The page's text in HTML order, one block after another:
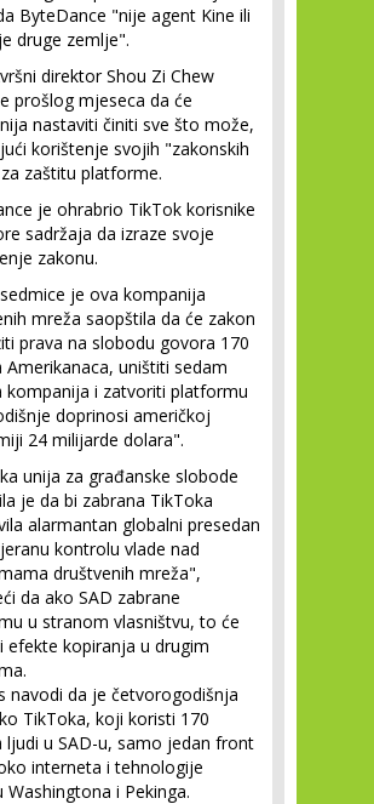
ByteDance "nije agent Kine ili
druge zemlje".
direktor Shou Zi Chew
prošlog mjeseca da će
nastaviti činiti sve što može,
korištenje svojih "zakonskih
zaštitu platforme.
je ohrabrio TikTok korisnike
sadržaja da izraze svoje
zakonu.
je ova kompanija
mreža saopštila da će zakon
prava na slobodu govora 170
Amerikanaca, uništiti sedam
kompanija i zatvoriti platformu
doprinosi američkoj
24 milijarde dolara".
unija za građanske slobode
je da bi zabrana TikToka
alarmantan globalni presedan
kontrolu vlade nad
društvenih mreža",
da ako SAD zabrane
u stranom vlasništvu, to će
efekte kopiranja u drugim
navodi da je četvorogodišnja
TikToka, koji koristi 170
ljudi u SAD-u, samo jedan front
interneta i tehnologije
Washingtona i Pekinga.